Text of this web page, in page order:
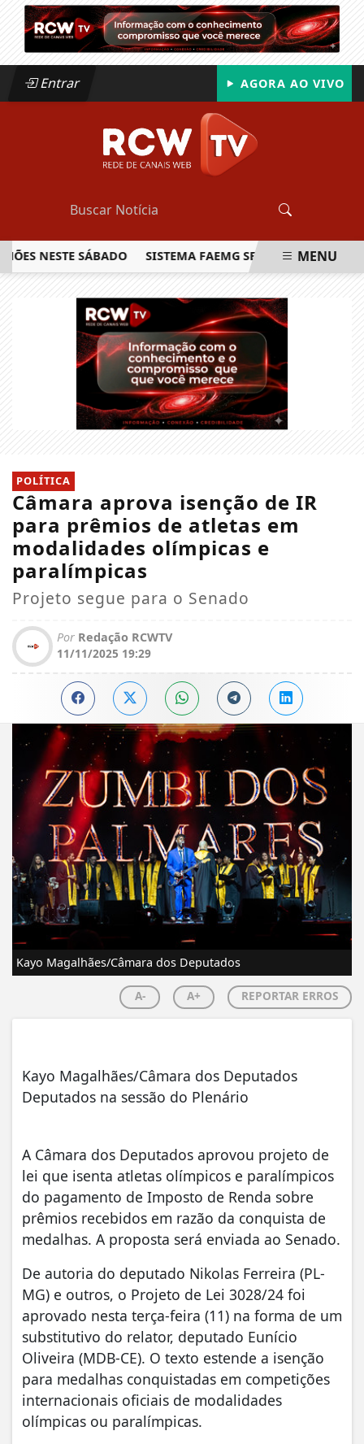
Entrar AGORA AO VIVO
SÁBADO SISTEMA FAEMG SENAR LANÇA OMENU
POLÍTICA
Câmara aprova isenção de IR
para prêmios de atletas em
modalidades olímpicas e
paralímpicas
Projeto segue para o Senado
Por Redação RCWTV
11/11/2025 19:29
Kayo Magalhães/Câmara dos Deputados
A- A+ REPORTAR ERROS
Kayo Magalhães/Câmara dos Deputados
Deputados na sessão do Plenário
A Câmara dos Deputados aprovou projeto de
lei que isenta atletas olímpicos e paralímpicos
do pagamento de Imposto de Renda sobre
prêmios recebidos em razão da conquista de
medalhas. A proposta será enviada ao Senado.
De autoria do deputado Nikolas Ferreira (PL-
MG) e outros, o Projeto de Lei 3028/24 foi
aprovado nesta terça-feira (11) na forma de um
substitutivo do relator, deputado Eunício
Oliveira (MDB-CE). O texto estende a isenção
para medalhas conquistadas em competições
internacionais oficiais de modalidades
olímpicas ou paralímpicas.